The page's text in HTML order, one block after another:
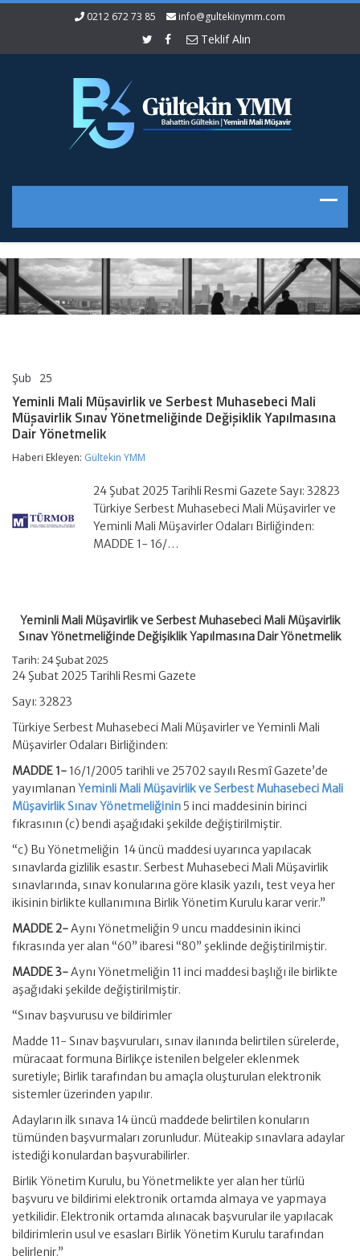
0212 672 73 85 info@gultekinymm.com
Teklif Alın
Şub 25
Müşavirlik
ve
Serbest
Mali
Yönetmeliğinde
Değişiklik
Yapılmasına
Yeminli Mali Müşavirlik ve Serbest Muhasebeci Mali
Müşavirlik Sınav Yönetmeliğinde Değişiklik Yapılmasına
Dair Yönetmelik
Haberi Ekleyen: Gültekin YMM
24 Şubat 2025 Tarihli Resmi Gazete Sayı: 32823
Türkiye Serbest Muhasebeci Mali Müşavirler ve
Yeminli Mali Müşavirler Odaları Birliğinden:
MADDE 1- 16/…
Yeminli Mali Müşavirlik ve Serbest Muhasebeci Mali Müşavirlik
Sınav Yönetmeliğinde Değişiklik Yapılmasına Dair Yönetmelik
Tarih: 24 Şubat 2025
24 Şubat 2025 Tarihli Resmi Gazete
Sayı: 32823
Türkiye Serbest Muhasebeci Mali Müşavirler ve Yeminli Mali
Müşavirler Odaları Birliğinden:
MADDE 1- 16/1/2005 tarihli ve 25702 sayılı Resmî Gazete’de
yayımlanan Yeminli Mali Müşavirlik ve Serbest Muhasebeci Mali
Müşavirlik Sınav Yönetmeliğinin 5 inci maddesinin birinci
fıkrasının (c) bendi aşağıdaki şekilde değiştirilmiştir.
“c) Bu Yönetmeliğin 14 üncü maddesi uyarınca yapılacak
sınavlarda gizlilik esastır. Serbest Muhasebeci Mali Müşavirlik
sınavlarında, sınav konularına göre klasik yazılı, test veya her
ikisinin birlikte kullanımına Birlik Yönetim Kurulu karar verir.”
MADDE 2-Aynı Yönetmeliğin 9 uncu maddesinin ikinci
fıkrasında yer alan “60” ibaresi “80” şeklinde değiştirilmiştir.
MADDE 3-Aynı Yönetmeliğin 11 inci maddesi başlığı ile birlikte
aşağıdaki şekilde değiştirilmiştir.
“Sınav başvurusu ve bildirimler
Madde 11- Sınav başvuruları, sınav ilanında belirtilen sürelerde,
müracaat formuna Birlikçe istenilen belgeler eklenmek
suretiyle; Birlik tarafından bu amaçla oluşturulan elektronik
sistemler üzerinden yapılır.
Adayların ilk sınava 14 üncü maddede belirtilen konuların
tümünden başvurmaları zorunludur. Müteakip sınavlara adaylar
istediği konulardan başvurabilirler.
Birlik Yönetim Kurulu, bu Yönetmelikte yer alan her türlü
başvuru ve bildirimi elektronik ortamda almaya ve yapmaya
yetkilidir. Elektronik ortamda alınacak başvurular ile yapılacak
bildirimlerin usul ve esasları Birlik Yönetim Kurulu tarafından
belirlenir.”